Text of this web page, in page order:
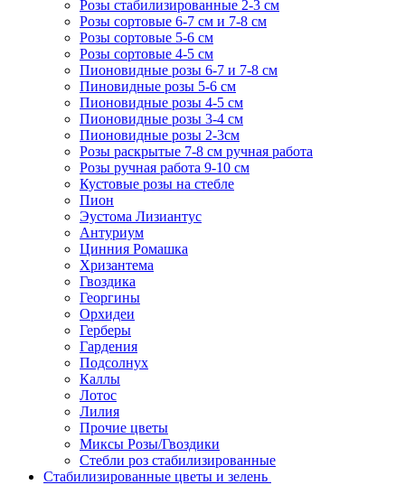
Розы стабилизированные 2-3 см
Розы сортовые 6-7 см и 7-8 см
Розы сортовые 5-6 см
Розы сортовые 4-5 см
Пионовидные розы 6-7 и 7-8 см
Пиновидные розы 5-6 см
Пионовидные розы 4-5 см
Пионовидные розы 3-4 см
Пионовидные розы 2-3см
Розы раскрытые 7-8 см ручная работа
Розы ручная работа 9-10 см
Кустовые розы на стебле
Пион
Эустома Лизиантус
Антуриум
Цинния Ромашка
Хризантема
Гвоздика
Георгины
Орхидеи
Герберы
Гардения
Подсолнух
Каллы
Лотос
Лилия
Прочие цветы
Миксы Розы/Гвоздики
Стебли роз стабилизированные
Стабилизированные цветы и зелень